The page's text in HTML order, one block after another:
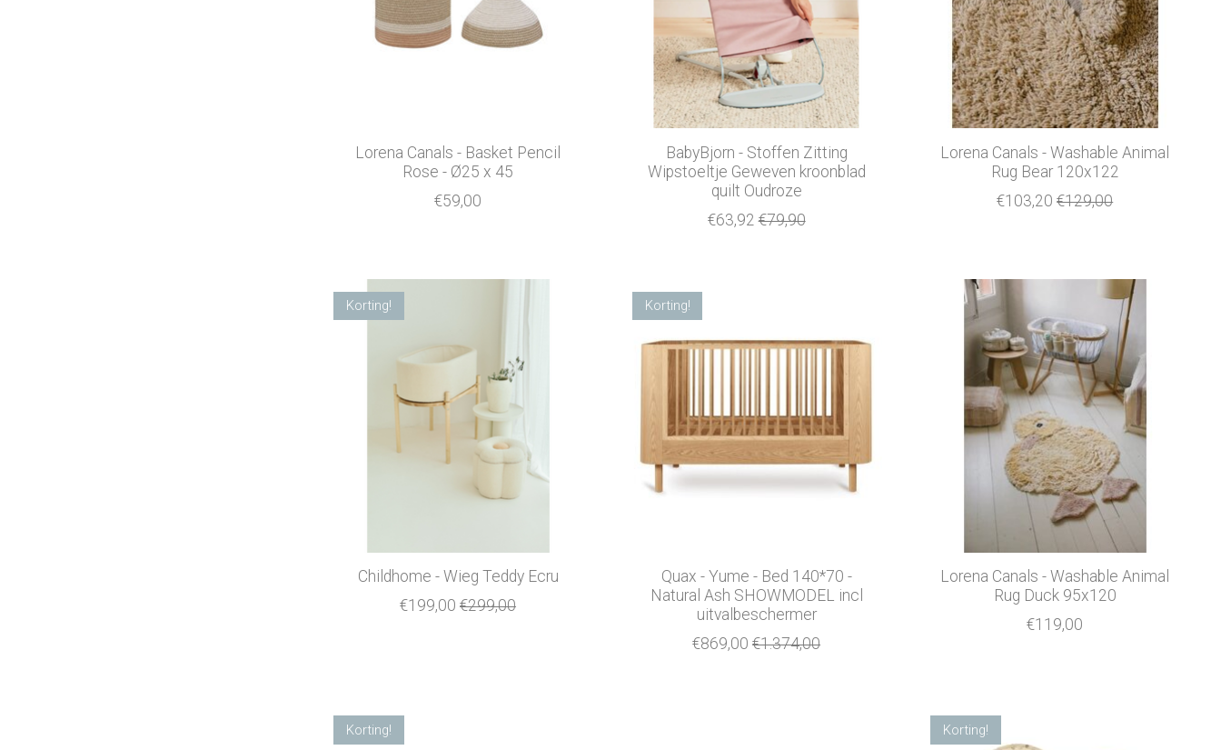
Lorena Canals - Basket Pencil
Rose - Ø25 x 45
€59,00
BabyBjorn - Stoffen Zitting
Wipstoeltje Geweven kroonblad
quilt Oudroze
€63,92 €79,90
Lorena Canals - Washable Animal
Rug Bear 120x122
€103,20 €129,00
Korting!
Childhome - Wieg Teddy Ecru
€199,00 €299,00
Korting!
Quax - Yume - Bed 140*70 -
Natural Ash SHOWMODEL incl
uitvalbeschermer
€869,00 €1.374,00
Lorena Canals - Washable Animal
Rug Duck 95x120
€119,00
Korting! Korting!